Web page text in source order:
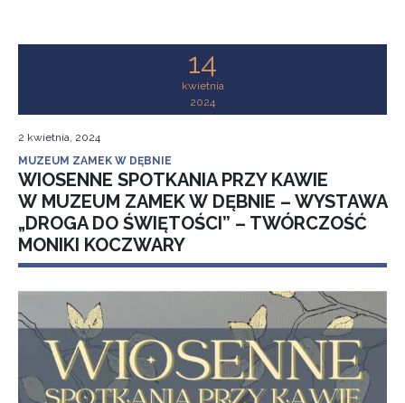
14
kwietnia
2024
2 kwietnia, 2024
MUZEUM ZAMEK W DĘBNIE
WIOSENNE SPOTKANIA PRZY KAWIE
W MUZEUM ZAMEK W DĘBNIE – WYSTAWA
„DROGA DO ŚWIĘTOŚCI” – TWÓRCZOŚĆ
MONIKI KOCZWARY